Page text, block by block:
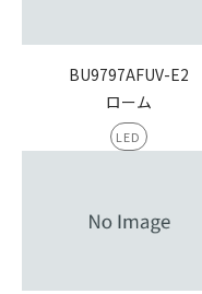
BU9797AFUV-E2
ローム
LED